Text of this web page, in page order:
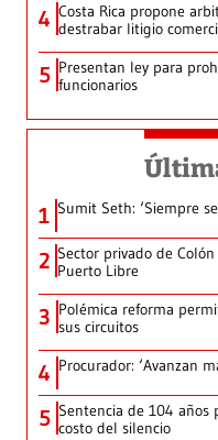
4 Costa Rica propone
destrabar litigio
5 Presentan ley para
funcionarios
1 Sumit Seth: ‘Siempre
2 Sector privado de
Puerto Libre
3 Polémica reforma
sus circuitos
4 Procurador: ‘Avanzan
5 Sentencia de 104 años
costo del silencio